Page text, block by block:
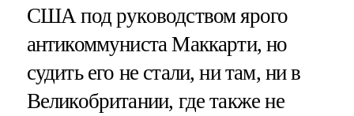
США под руководством ярого
антикоммуниста Маккарти, но
судить его не стали, ни там, ни в
Великобритании, где также не